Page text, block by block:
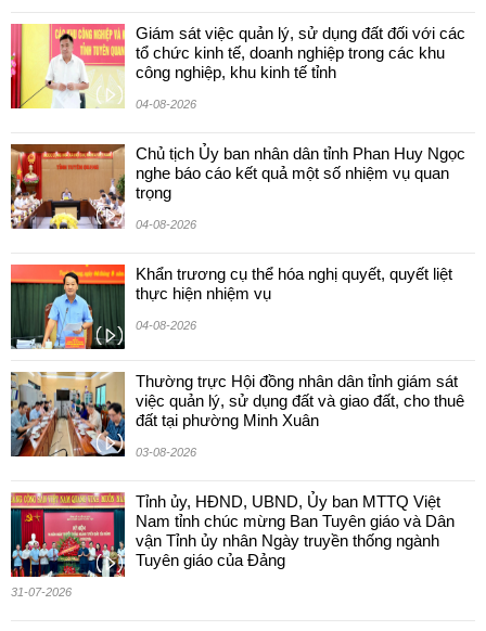
Giám sát việc quản lý, sử dụng đất đối với các
tổ chức kinh tế, doanh nghiệp trong các khu
công nghiệp, khu kinh tế tỉnh
04-08-2026
Chủ tịch Ủy ban nhân dân tỉnh Phan Huy Ngọc
nghe báo cáo kết quả một số nhiệm vụ quan
trọng
04-08-2026
Khẩn trương cụ thể hóa nghị quyết, quyết liệt
thực hiện nhiệm vụ
04-08-2026
Thường trực Hội đồng nhân dân tỉnh giám sát
việc quản lý, sử dụng đất và giao đất, cho thuê
đất tại phường Minh Xuân
03-08-2026
Tỉnh ủy, HĐND, UBND, Ủy ban MTTQ Việt
Nam tỉnh chúc mừng Ban Tuyên giáo và Dân
vận Tỉnh ủy nhân Ngày truyền thống ngành
Tuyên giáo của Đảng
31-07-2026